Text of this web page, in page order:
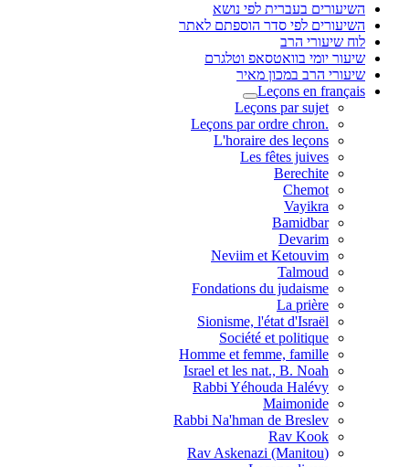
השיעורים בעברית לפי נושא
השיעורים לפי סדר הוספתם לאתר
לוח שיעורי הרב
שיעור יומי בוואטסאפ וטלגרם
שיעורי הרב במכון מאיר
Leçons en français
Leçons par sujet
.Leçons par ordre chron
L'horaire des leçons
Les fêtes juives
Berechite
Chemot
Vayikra
Bamidbar
Devarim
Neviim et Ketouvim
Talmoud
Fondations du judaisme
La prière
Sionisme, l'état d'Israël
Société et politique
Homme et femme, famille
Israel et les nat., B. Noah
Rabbi Yéhouda Halévy
Maimonide
Rabbi Na'hman de Breslev
Rav Kook
(Rav Askenazi (Manitou